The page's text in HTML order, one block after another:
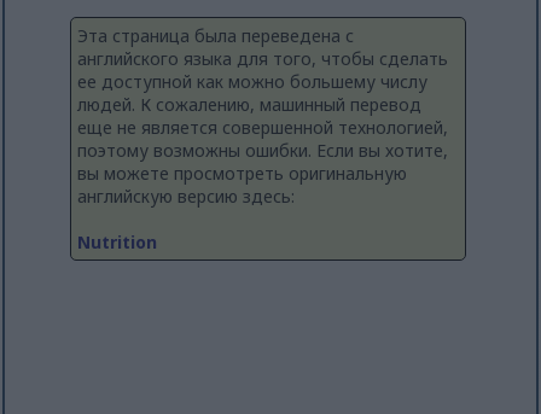
Эта страница была переведена с
английского языка для того, чтобы сделать
ее доступной как можно большему числу
людей. К сожалению, машинный перевод
еще не является совершенной технологией,
поэтому возможны ошибки. Если вы хотите,
вы можете просмотреть оригинальную
английскую версию здесь:
Nutrition